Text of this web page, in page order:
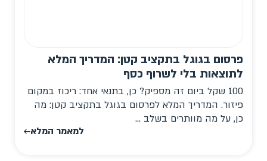
פרסום בגוגל בתקציב קטן: המדריך המלא
לתוצאות בלי לשרוף כסף
100 שקל ביום זה מספיק? כן, בתנאי אחד: ריכוז במקום
פיזור. המדריך המלא לפרסום בגוגל בתקציב קטן: מה
כן, על מה מוותרים בשלב ...
למאמר המלא